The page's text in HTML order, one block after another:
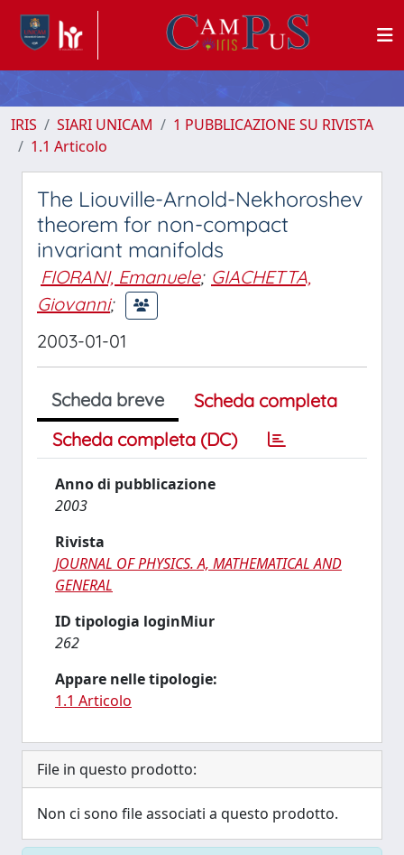
IRIS SIARI UNICAM
1 PUBBLICAZIONE SU RIVISTA
1.1 Articolo
The Liouville-Arnold-Nekhoroshev
theorem for non-compact
invariant manifolds
FIORANI, Emanuele; GIACHETTA,
Giovanni;
2003-01-01
Scheda breve
Scheda completa
Scheda completa (DC)
Anno di pubblicazione
2003
Rivista
JOURNAL OF PHYSICS. A, MATHEMATICAL AND
GENERAL
ID tipologia loginMiur
262
Appare nelle tipologie:
1.1 Articolo
File in questo prodotto:
Non ci sono file associati a questo prodotto.